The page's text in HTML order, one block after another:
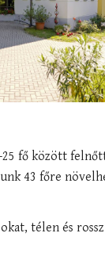
25 fő között
43 főre
télen és